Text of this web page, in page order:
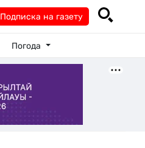
Подписка на газету
Погода